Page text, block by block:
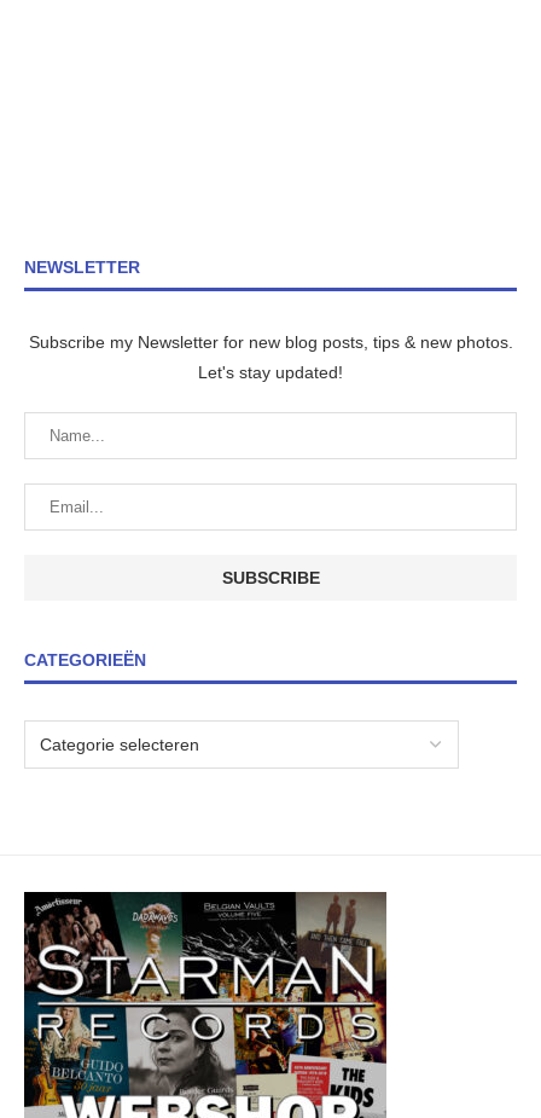
NEWSLETTER
Subscribe my Newsletter for new blog posts, tips & new photos.
Let's stay updated!
CATEGORIEËN